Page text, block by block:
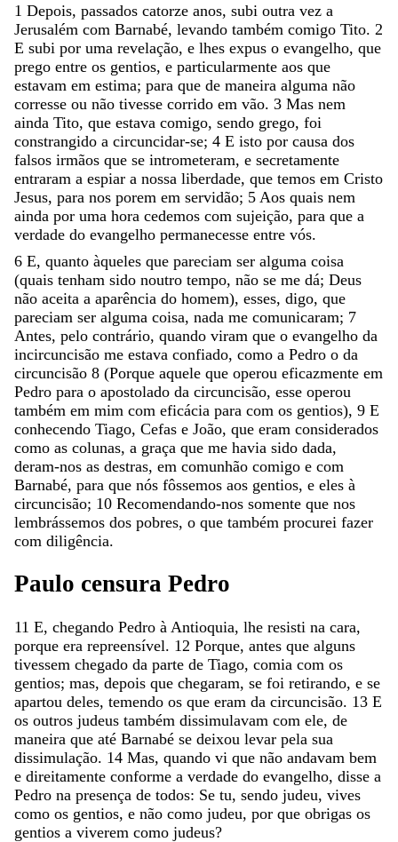
1 Depois, passados catorze anos, subi outra vez a
Jerusalém com Barnabé, levando também comigo Tito. 2
E subi por uma revelação, e lhes expus o evangelho, que
prego entre os gentios, e particularmente aos que
estavam em estima; para que de maneira alguma não
corresse ou não tivesse corrido em vão. 3 Mas nem
ainda Tito, que estava comigo, sendo grego, foi
constrangido a circuncidar-se; 4 E isto por causa dos
falsos irmãos que se intrometeram, e secretamente
entraram a espiar a nossa liberdade, que temos em Cristo
Jesus, para nos porem em servidão; 5 Aos quais nem
ainda por uma hora cedemos com sujeição, para que a
verdade do evangelho permanecesse entre vós.
6 E, quanto àqueles que pareciam ser alguma coisa
(quais tenham sido noutro tempo, não se me dá; Deus
não aceita a aparência do homem), esses, digo, que
pareciam ser alguma coisa, nada me comunicaram; 7
Antes, pelo contrário, quando viram que o evangelho da
incircuncisão me estava confiado, como a Pedro o da
circuncisão 8 (Porque aquele que operou eficazmente em
Pedro para o apostolado da circuncisão, esse operou
também em mim com eficácia para com os gentios), 9 E
conhecendo Tiago, Cefas e João, que eram considerados
como as colunas, a graça que me havia sido dada,
deram-nos as destras, em comunhão comigo e com
Barnabé, para que nós fôssemos aos gentios, e eles à
circuncisão; 10 Recomendando-nos somente que nos
lembrássemos dos pobres, o que também procurei fazer
com diligência.
Paulo censura Pedro
11 E, chegando Pedro à Antioquia, lhe resisti na cara,
porque era repreensível. 12 Porque, antes que alguns
tivessem chegado da parte de Tiago, comia com os
gentios; mas, depois que chegaram, se foi retirando, e se
apartou deles, temendo os que eram da circuncisão. 13 E
os outros judeus também dissimulavam com ele, de
maneira que até Barnabé se deixou levar pela sua
dissimulação. 14 Mas, quando vi que não andavam bem
e direitamente conforme a verdade do evangelho, disse a
Pedro na presença de todos: Se tu, sendo judeu, vives
como os gentios, e não como judeu, por que obrigas os
gentios a viverem como judeus?